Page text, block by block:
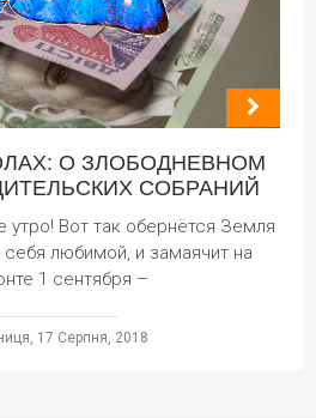
О ЗЛОБОДНЕВНОМ
СОБРАНИЙ
утро! Вот так обернётся Земля
любимой, и замаячит на
1 сентября –
17 Серпня, 2018